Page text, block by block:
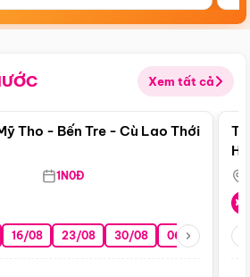
Xem tất cả
Điểm nổi bật
Tho - Bến Tre - Cù Lao Thới
1N0Đ
16/08 23/08 30/08 06/09 13/09